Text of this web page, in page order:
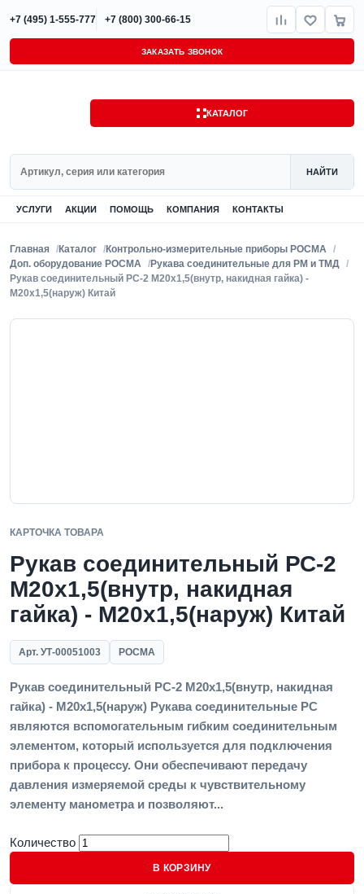
+7 (495) 1-555-777 +7 (800) 300-66-15
ЗАКАЗАТЬ ЗВОНОК
КАТАЛОГ
НАЙТИ
УСЛУГИ АКЦИИ ПОМОЩЬ КОМПАНИЯ КОНТАКТЫ
Главная Каталог
Контрольно-измерительные приборы РОСМА
Доп. оборудование РОСМА
Рукава соединительные для РМ и ТМД
Рукав соединительный РС-2 M20x1,5(внутр, накидная гайка) -
M20x1,5(наруж) Китай
КАРТОЧКА ТОВАРА
Рукав соединительный РС-2
M20x1,5(внутр, накидная
гайка) - M20x1,5(наруж) Китай
Арт. УТ-00051003 РОСМА
Рукав соединительный РС-2 M20x1,5(внутр, накидная
гайка) - M20x1,5(наруж) Рукава соединительные РС
являются вспомогательным гибким соединительным
элементом, который используется для подключения
прибора к процессу. Они обеспечивают передачу
давления измеряемой среды к чувствительному
элементу манометра и позволяют...
Количество
В КОРЗИНУ